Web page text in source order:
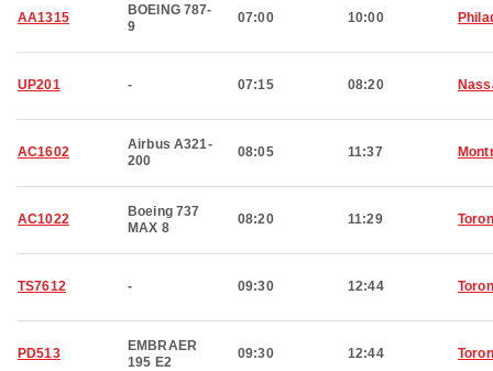
AA1315
BOEING 787-
9
07:00 10:00
UP201 - 07:15 08:20
AC1602
Airbus A321-
200
08:05 11:37
AC1022
Boeing 737
MAX 8
08:20 11:29
TS7612 - 09:30 12:44
PD513
EMBRAER
195 E2
09:30 12:44